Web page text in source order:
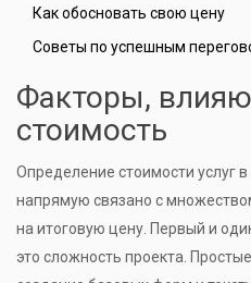
Как обосновать свою цену
Советы по успешным
Факторы,
стоимость
Определение стоимости услуг в
напрямую связано с
на итоговую цену. Первый и
это сложность проекта.